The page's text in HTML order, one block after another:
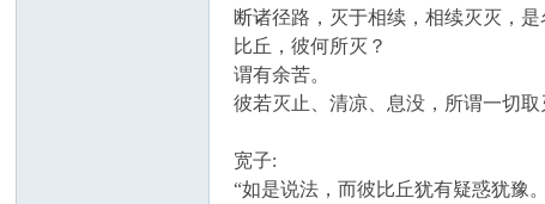
断诸径路，灭于相续，相续灭灭，是
比丘，彼何所灭？
谓有余苦。
彼若灭止、清凉、息没，所谓一切
宽子:
“如是说法，而彼比丘犹有疑惑犹豫。